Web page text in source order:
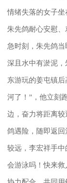
情绪失落的女子
朱先鸽耐心安慰
急时刻，朱先鸽
深且水中有淤泥
东游玩的姜屯镇
河了！”，他立刻
边，奋力将距离
鸽遇险，随即返
较远，李宏祥手中
会游泳吗！快来